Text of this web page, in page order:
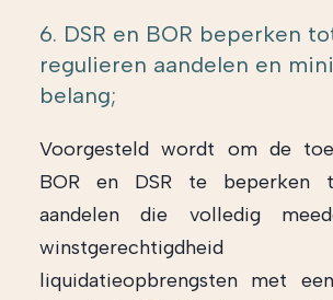
6. DSR en BOR beperken
regulieren aandelen en
belang;
Voorgesteld wordt om de
BOR en DSR te beperken
aandelen die volledig
liquidatieopbrengsten met